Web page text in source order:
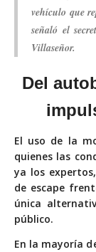
vehículo que
señaló el
Villaseñor.
Del
El uso de la
quienes las
ya los
de escape
única
público.
En la mayoría